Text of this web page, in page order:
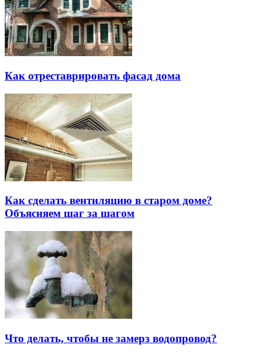
Как отреставрировать фасад дома
Как сделать вентиляцию в старом доме?
Объясняем шаг за шагом
Что делать, чтобы не замерз водопровод?